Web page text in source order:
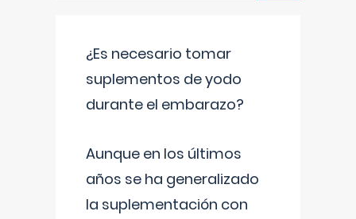
¿Es necesario tomar
suplementos de yodo
durante el embarazo?
Aunque en los últimos
años se ha generalizado
la suplementación con